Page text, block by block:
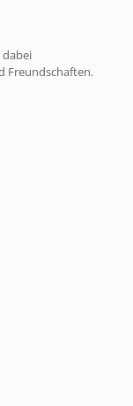
dabei
Freundschaften.